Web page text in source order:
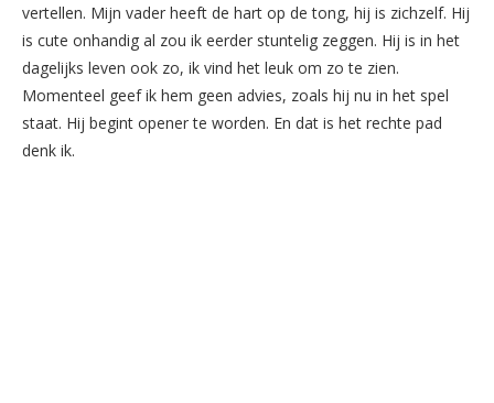
vertellen. Mijn vader heeft de hart op de tong, hij is zichzelf. Hij
is cute onhandig al zou ik eerder stuntelig zeggen. Hij is in het
dagelijks leven ook zo, ik vind het leuk om zo te zien.
Momenteel geef ik hem geen advies, zoals hij nu in het spel
staat. Hij begint opener te worden. En dat is het rechte pad
denk ik.